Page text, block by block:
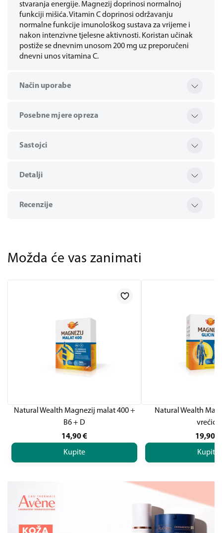
stvaranja energije. Magnezij doprinosi normalnoj
funkciji mišića. Vitamin C doprinosi održavanju
normalne funkcije imunološkog sustava za vrijeme i
nakon intenzivne tjelesne aktivnosti. Koristan učinak
postiže se dnevnim unosom 200 mg uz preporučeni
dnevni unos vitamina C.
Način uporabe
Posebne mjere opreza
Sastojci
Detalji
Recenzije
Možda će vas zanimati
Natural Wealth Magnezij malat 400 +
B6 + D
14,90€
Kupite
Natural Wealth
vrećice
19,90
Kupite